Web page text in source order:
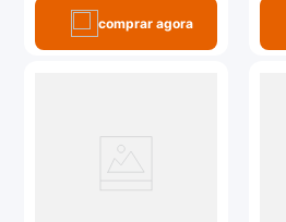
comprar agora